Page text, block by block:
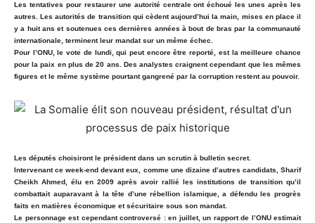
Les tentatives pour restaurer une autorité centrale ont échoué les unes après les
autres. Les autorités de transition qui cèdent aujourd’hui la main, mises en place il
y a huit ans et soutenues ces dernières années à bout de bras par la communauté
internationale, terminent leur mandat sur un même échec.
Pour l’ONU, le vote de lundi, qui peut encore être reporté, est la meilleure chance
pour la paix en plus de 20 ans. Des analystes craignent cependant que les mêmes
figures et le même système pourtant gangrené par la corruption restent au pouvoir.
Les députés choisiront le président dans un scrutin à bulletin secret.
Intervenant ce week-end devant eux, comme une dizaine d’autres candidats, Sharif
Cheikh Ahmed, élu en 2009 après avoir rallié les institutions de transition qu’il
combattait auparavant à la tête d’une rébellion islamique, a défendu les progrès
faits en matières économique et sécuritaire sous son mandat.
Le personnage est cependant controversé : en juillet, un rapport de l’ONU estimait